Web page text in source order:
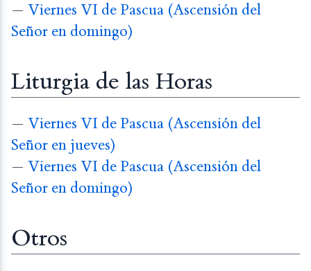
— Viernes VI de Pascua (Ascensión del
Señor en domingo)
Liturgia de las Horas
— Viernes VI de Pascua (Ascensión del
Señor en jueves)
— Viernes VI de Pascua (Ascensión del
Señor en domingo)
Otros